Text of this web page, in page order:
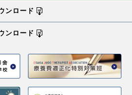
ンロード
ンロード